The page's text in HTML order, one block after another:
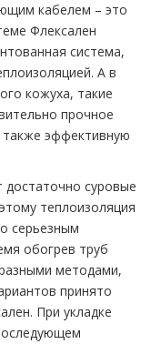
кабелем – это
Флексален
система,
А в
кожуха, такие
прочное
эффективную
достаточно суровые
теплоизоляция
серьезным
обогрев тpуб
методами,
принято
При укладке